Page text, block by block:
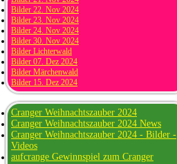
Bilder 22. Nov 2024
Bilder 23. Nov 2024
Bilder 24. Nov 2024
Bilder 30. Nov 2024
Bilder Lichterwald
Bilder 07. Dez 2024
Bilder Märchenwald
Bilder 15. Dez 2024
Cranger Weihnachtszauber 2024
Cranger Weihnachtszauber 2024 News
Cranger Weihnachtszauber 2024 - Bilder -
Videos
aufcrange Gewinnspiel zum Cranger